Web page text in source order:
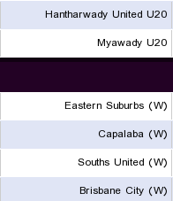
Hantharwady United U20
Myawady U20
Eastern Suburbs (W)
Capalaba (W)
Souths United (W)
Brisbane City (W)